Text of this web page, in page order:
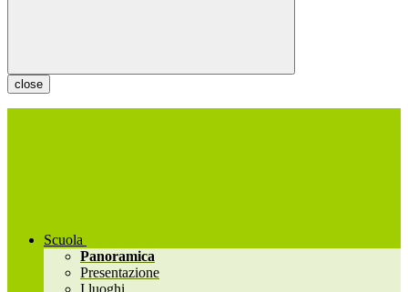
close
Scuola
Panoramica
Presentazione